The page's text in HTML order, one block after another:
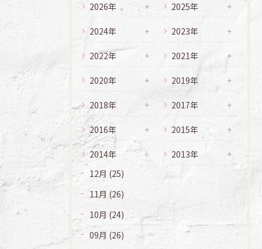
2026年 2025年
2024年 2023年
2022年 2021年
2020年 2019年
2018年 2017年
2016年 2015年
2014年
12月 (25)
11月 (26)
10月 (24)
09月 (26)
2013年